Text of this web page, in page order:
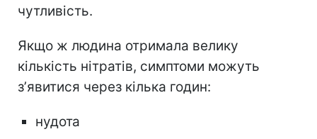
чутливість.
Якщо ж людина отримала велику
кількість нітратів, симптоми можуть
зʼявитися через кілька годин:
нудота